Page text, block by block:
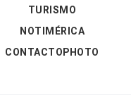
TURISMO
NOTIMÉRICA
CONTACTOPHOTO